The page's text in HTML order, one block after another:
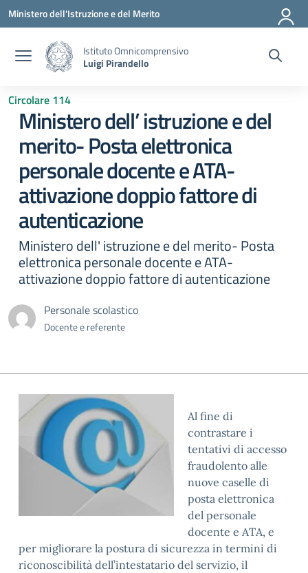
Vai ai contenuti
Vai al menu di navigazione
Vai al footer
Ministero dell'Istruzione e del Merito
Istituto Omnicomprensivo
Luigi Pirandello
Circolare 114
Ministero dell’ istruzione e del
merito- Posta elettronica
personale docente e ATA-
attivazione doppio fattore di
autenticazione
Ministero dell' istruzione e del merito- Posta
elettronica personale docente e ATA-
attivazione doppio fattore di autenticazione
Personale scolastico
Docente e referente
Al fine di
contrastare i
tentativi di accesso
fraudolento alle
nuove caselle di
posta elettronica
del personale
docente e ATA, e
per migliorare la postura di sicurezza in termini di
riconoscibilità dell’intestatario del servizio, il